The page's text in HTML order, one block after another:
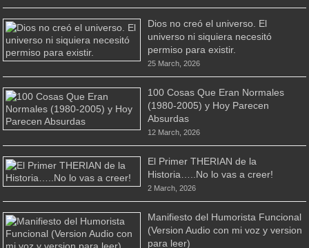
Dios no creó el universo. El
universo ni siquiera necesitó
permiso para existir.
25 March, 2026
100 Cosas Que Eran Normales
(1980-2005) y Hoy Parecen
Absurdas
12 March, 2026
El Primer THERIAN de la
Historia…..No lo vas a creer!
2 March, 2026
Manifiesto del Humorista Funcional
(Version Audio con mi voz y version
para leer)